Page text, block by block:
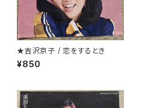
★吉沢京子 / 恋をするとき
¥850